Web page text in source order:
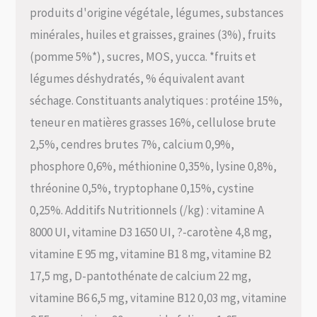
produits d'origine végétale, légumes, substances
minérales, huiles et graisses, graines (3%), fruits
(pomme 5%*), sucres, MOS, yucca. *fruits et
légumes déshydratés, % équivalent avant
séchage. Constituants analytiques : protéine 15%,
teneur en matières grasses 16%, cellulose brute
2,5%, cendres brutes 7%, calcium 0,9%,
phosphore 0,6%, méthionine 0,35%, lysine 0,8%,
thréonine 0,5%, tryptophane 0,15%, cystine
0,25%. Additifs Nutritionnels (/kg) : vitamine A
8000 UI, vitamine D3 1650 UI, ?-carotène 4,8 mg,
vitamine E 95 mg, vitamine B1 8 mg, vitamine B2
17,5 mg, D-pantothénate de calcium 22 mg,
vitamine B6 6,5 mg, vitamine B12 0,03 mg, vitamine